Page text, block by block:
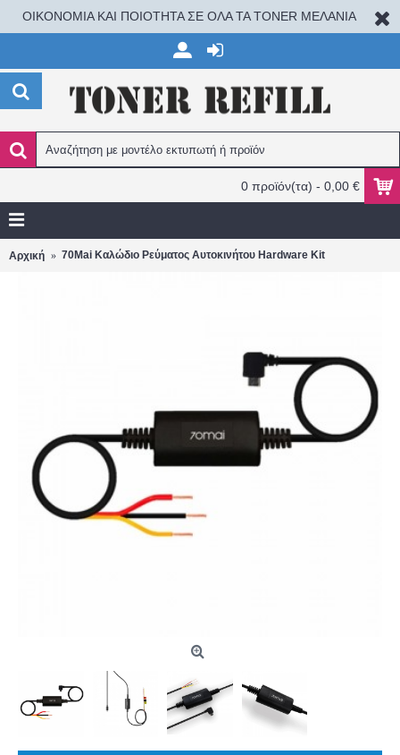
ΟΙΚΟΝΟΜΙΑ ΚΑΙ ΠΟΙΟΤΗΤΑ ΣΕ ΟΛΑ ΤΑ TONER ΜΕΛΑΝΙΑ
0 προϊόν(τα) - 0,00 €
Αρχική 70Mai Καλώδιο Ρεύματος Αυτοκινήτου Hardware Kit